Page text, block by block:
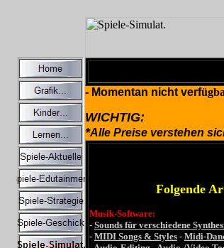
- Momentan nicht verfü
WICHTIG:
*Alle Preise verstehen
Folgende
Musik-Software:
- Sounds für verschiedene
- MIDI Songs & Styles - Midi-